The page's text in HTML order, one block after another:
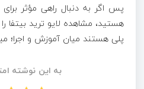
پس اگر به دنبال راهی مؤثر برای
هستید، مشاهده لایو ترید بیتفا
پلی هستند میان آموزش و اجرا؛
به این نوشته